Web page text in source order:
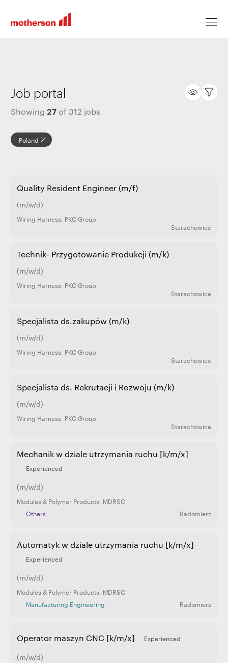
Locations
Life at Motherson
All jobs
Job portal
Showing 27of 312 jobs
Poland
Quality Resident Engineer (m/f)
(m/w/d)
Wiring Harness, PKC Group
Starachowice
Technik- Przygotowanie Produkcji (m/k)
(m/w/d)
Wiring Harness, PKC Group
Starachowice
Specjalista ds.zakupów (m/k)
(m/w/d)
Wiring Harness, PKC Group
Starachowice
Specjalista ds. Rekrutacji i Rozwoju (m/k)
(m/w/d)
Wiring Harness, PKC Group
Starachowice
Mechanik w dziale utrzymania ruchu [k/m/x]
Experienced
(m/w/d)
Modules & Polymer Products, MDRSC
Others
Radomierz
Automatyk w dziale utrzymania ruchu [k/m/x]
Experienced
(m/w/d)
Modules & Polymer Products, MDRSC
Manufacturing Engineering
Radomierz
Operator maszyn CNC [k/m/x] Experienced
(m/w/d)